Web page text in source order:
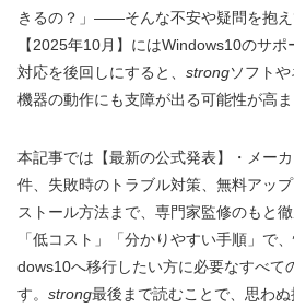
きるの？」——そんな不安や疑問を抱え
【2025年10月】にはWindows10のサポ
対応を後回しにすると、 strongソフト
機器の動作にも支障が出る可能性が高ま
本記事では【最新の公式発表】・メー
件、失敗時のトラブル対策、無料アッ
ストール方法まで、専門家監修のもと徹
「低コスト」「分かりやすい手順」で
dows10へ移行したい方に必要なすべて
す。 strong最後まで読むことで、思わ